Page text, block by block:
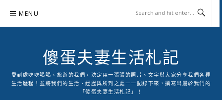
content
MENU
傻蛋夫妻生活札記
愛到處吃吃喝喝、旅遊的我們，決定用一張張的照片、文字與大家分享我們各種
生活歷程！並將我們的生活、經歷與所到之處一一記錄下來，撰寫出屬於我們的
「傻蛋夫妻生活札記」！